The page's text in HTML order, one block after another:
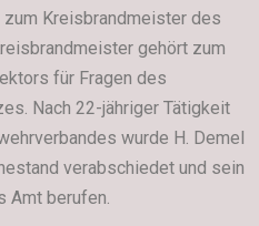
Kreisbrandmeister des
gehört zum
für Fragen des
Nach 22-jähriger Tätigkeit
wurde H. Demel
verabschiedet und sein
Amt berufen.